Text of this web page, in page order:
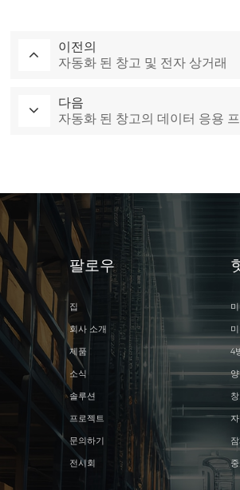
이전의
자동화 된 창고 및 전자 상거래
다음
자동화 된 창고의 데이터 응용
팔로우
집
회사 소개
제품
소식
솔루션
프로젝트
문의하기
전시회
4